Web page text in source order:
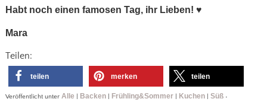
Habt noch einen famosen Tag, ihr Lieben! ♥
Mara
Teilen:
teilen merken teilen
Veröffentlicht unter Alle Backen| Frühling&Sommer| Kuchen| Süß•